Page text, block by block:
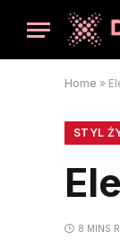
Home »
STYL
8 MINS